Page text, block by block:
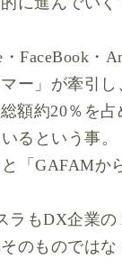
FaceBook・
ー」が牽引し
額約20％を占
るという事。
「GAFAM
もDX企業の
のものでは